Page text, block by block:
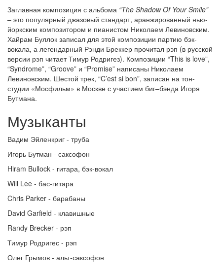
Заглавная композиция с альбома “The Shadow Of Your Smile”
– это популярный джазовый стандарт, аранжированный нью-
йоркским композитором и пианистом Николаем Левиновским.
Хайрам Буллок записал для этой композиции партию бэк-
вокала, а легендарный Рэнди Бреккер прочитал рэп (в русской
версии рэп читает Тимур Родригез). Композиции “This is love”,
“Syndrome”, “Groove” и “Promise” написаны Николаем
Левиновским. Шестой трек, “C’est si bon”, записан на тон-
студии «Мосфильм» в Москве с участием биг–бэнда Игоря
Бутмана.
Музыканты
Вадим Эйленкриг - труба
Игорь Бутман - саксофон
Hiram Bullock - гитара, бэк-вокал
Will Lee - бас-гитара
Chris Parker - барабаны
David Garfield - клавишные
Randy Brecker - рэп
Тимур Родригес - рэп
Олег Грымов - альт-саксофон